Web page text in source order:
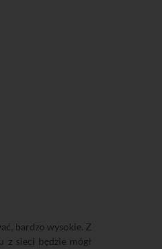
bardzo wysokie. Z
z sieci będzie mógł